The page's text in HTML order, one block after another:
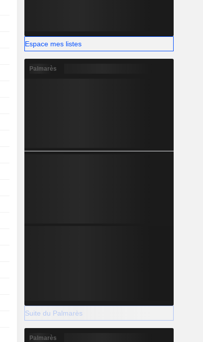
Espace mes listes
Palmarès
Suite du Palmarès
Palmarès